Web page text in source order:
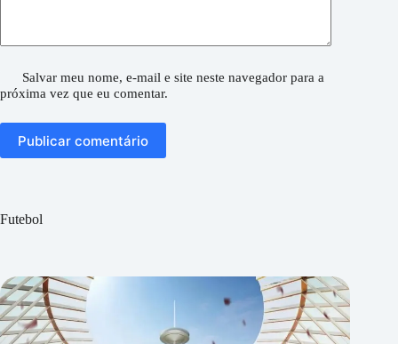
Salvar meu nome, e-mail e site neste navegador para a
próxima vez que eu comentar.
Publicar comentário
Futebol